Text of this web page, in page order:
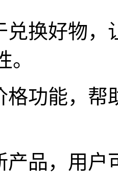
兑换好物
格功能，
产品，用户